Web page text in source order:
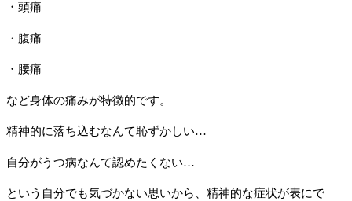
・頭痛
・腹痛
・腰痛
など身体の痛みが特徴的です。
精神的に落ち込むなんて恥ずかしい…
自分がうつ病なんて認めたくない…
という自分でも気づかない思いから、精神的な症状が表にで